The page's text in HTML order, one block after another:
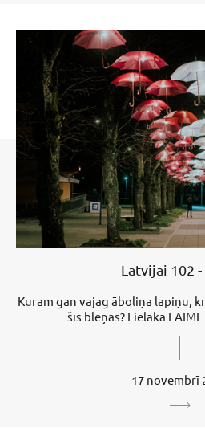
Latvijai 102
Kuram gan vajag āboliņa lapiņu,
šīs blēņas? Lielākā LAIME
17 novembrī